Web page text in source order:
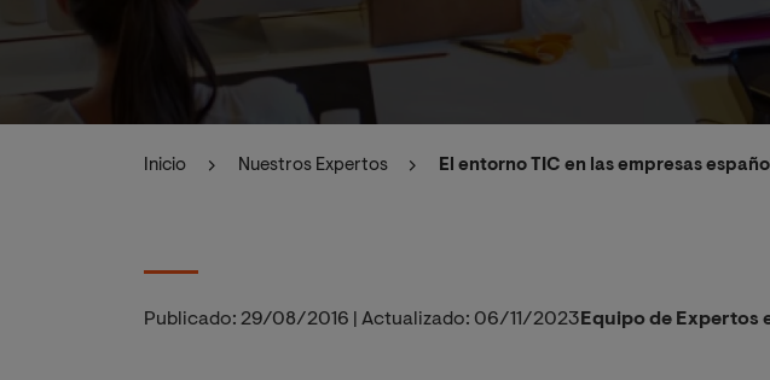
Inicio Nuestros Expertos El entorno TIC en las empresas
Publicado: 29/08/2016 Actualizado: 06/11/2023 Equipo de Expertos